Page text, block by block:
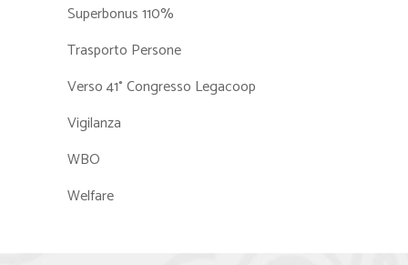
Superbonus 110%
Trasporto Persone
Verso 41° Congresso Legacoop
Vigilanza
WBO
Welfare